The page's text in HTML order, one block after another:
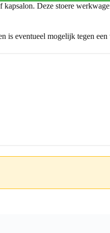
kapsalon. Deze stoere
is eventueel mogelijk tegen